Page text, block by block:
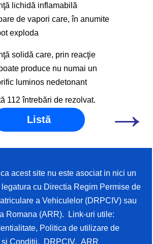
lichidă inflamabilă
de vapori care, în anumite
exploda
solidă care, prin reacţie
produce nu numai un
luminos nedetonant
112 întrebări de rezolvat.
Listă →
acest site nu este asociat in nici un
cu Directia Regim Permise de
a Vehiculelor (DRPCIV) sau
Romana (ARR). Link-uri utile:
, Politica de utilizare de
si Conditii, DRPCIV,ARR